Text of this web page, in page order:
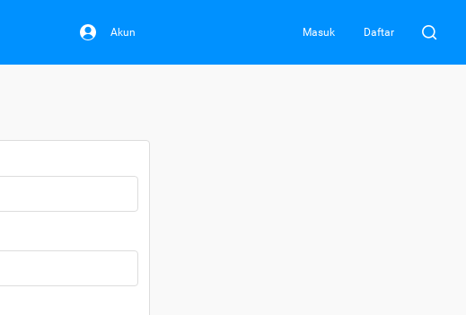
Akun Masuk Daftar